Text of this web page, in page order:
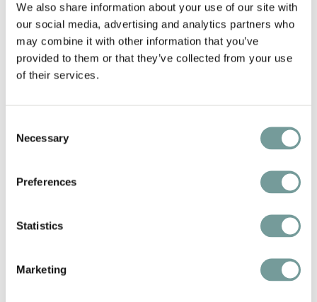
We also share information about your use of our site with
our social media, advertising and analytics partners who
may combine it with other information that you’ve
provided to them or that they’ve collected from your use
of their services.
Selection
Necessary
Preferences
Statistics
Marketing
Tradition und die Überzeugung, dass die
schönsten Erlebnisse oft in den kleinen Dingen
liegen.